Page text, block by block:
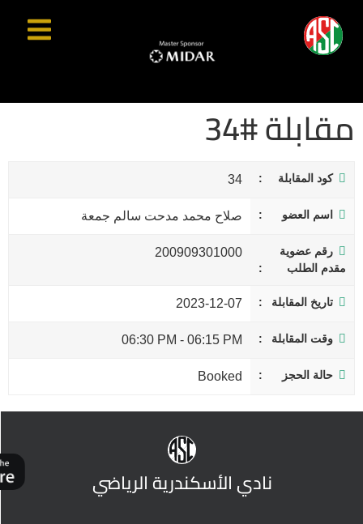
مقابلة #34
كود المقابلة 34
اسم العضو صلاح محمد مدحت سالم جمعة
رقم عضوية
مقدم الطلب
200909301000
تاريخ المقابلة 2023-12-07
وقت المقابلة 06:15 PM
-
06:30 PM
حالة الحجز Booked
نادي الأسكندرية الرياضي